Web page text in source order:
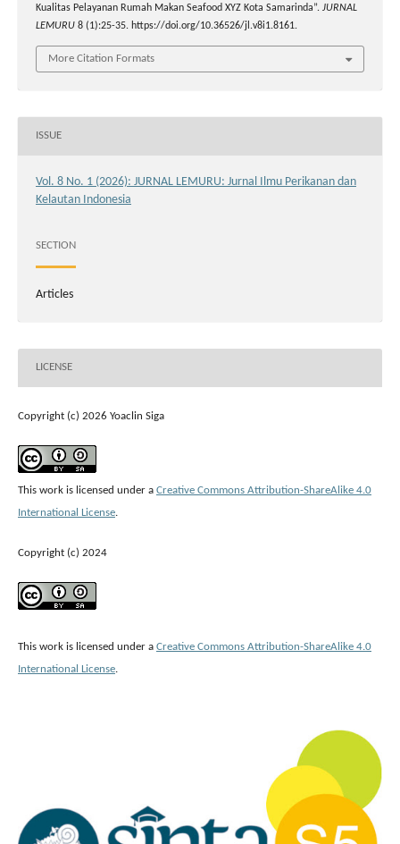
Kualitas Pelayanan Rumah Makan Seafood XYZ Kota Samarinda”. JURNAL
LEMURU 8 (1):25-35. https://doi.org/10.36526/jl.v8i1.8161.
More Citation Formats
ISSUE
Vol. 8 No. 1 (2026): JURNAL LEMURU: Jurnal Ilmu Perikanan dan
Kelautan Indonesia
SECTION
Articles
LICENSE
Copyright (c) 2026 Yoaclin Siga
This work is licensed under a Creative Commons Attribution-ShareAlike 4.0
International License.
Copyright (c) 2024
This work is licensed under a Creative Commons Attribution-ShareAlike 4.0
International License.